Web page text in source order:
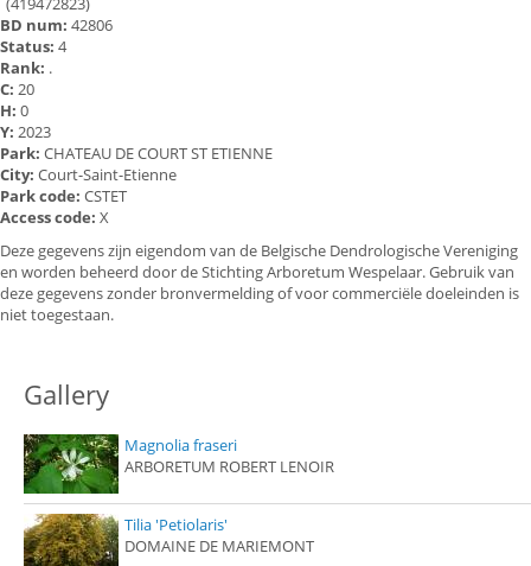
BD num: 42806
Status: 4
Rank: .
C: 20
H: 0
Y: 2023
Park: CHATEAU DE COURT ST ETIENNE
City: Court-Saint-Etienne
Park code: CSTET
Access code: X
Deze gegevens zijn eigendom van de Belgische Dendrologische Vereniging
en worden beheerd door de Stichting Arboretum Wespelaar. Gebruik van
deze gegevens zonder bronvermelding of voor commerciële doeleinden is
niet toegestaan.
Gallery
Magnolia fraseri
ARBORETUM ROBERT LENOIR
Tilia 'Petiolaris'
DOMAINE DE MARIEMONT